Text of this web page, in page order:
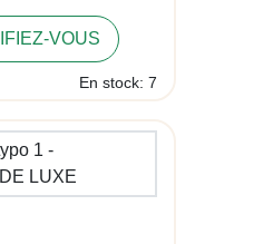
VOUS
En stock: 7